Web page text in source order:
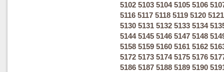
5102 5103 5104 5105 5106
5116 5117 5118 5119 5120 5121
5130 5131 5132 5133 5134
5144 5145 5146 5147 5148
5158 5159 5160 5161 5162
5172 5173 5174 5175 5176
5186 5187 5188 5189 5190